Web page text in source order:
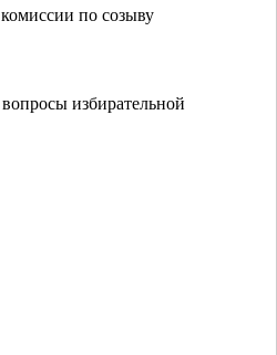
по созыву
избирательной